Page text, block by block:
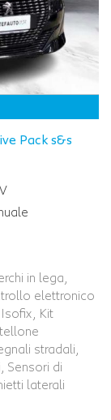
Pack s&s
in lega,
elettronico
Isofix, Kit
stradali,
Sensori di
laterali